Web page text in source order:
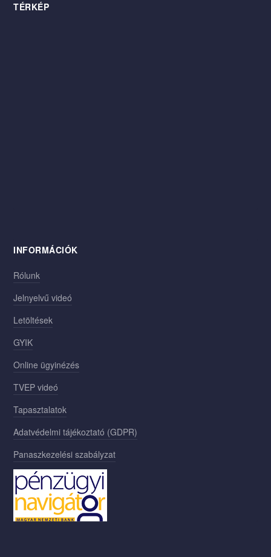
TÉRKÉP
INFORMÁCIÓK
Rólunk
Jelnyelvű videó
Letöltések
GYIK
Online ügyinézés
TVEP videó
Tapasztalatok
Adatvédelmi tájékoztató (GDPR)
Panaszkezelési szabályzat